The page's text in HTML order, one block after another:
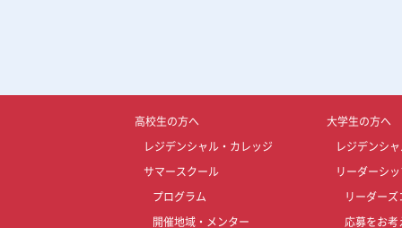
高校生の方へ
レジデンシャル・カレッジ
サマースクール
プログラム
開催地域・メンター
大学生の方へ
レジデンシ
リーダーシ
リーダーズ
応募をお考